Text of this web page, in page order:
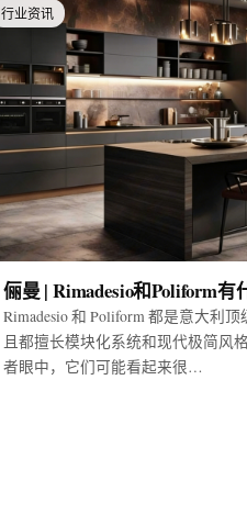
行业资讯
俪曼 | Rimadesio和Poliform有
Rimadesio 和 Poliform 都是意大利顶
且都擅长模块化系统和现代极简风
者眼中，它们可能看起来很…